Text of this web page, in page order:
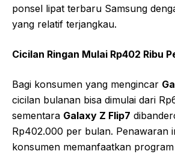
ponsel lipat terbaru Samsung
yang relatif terjangkau.
Cicilan Ringan Mulai Rp402 Ribu
Bagi konsumen yang mengincar
cicilan bulanan bisa dimulai dari
sementara Galaxy Z Flip7
Rp402.000 per bulan. Penawaran
konsumen memanfaatkan